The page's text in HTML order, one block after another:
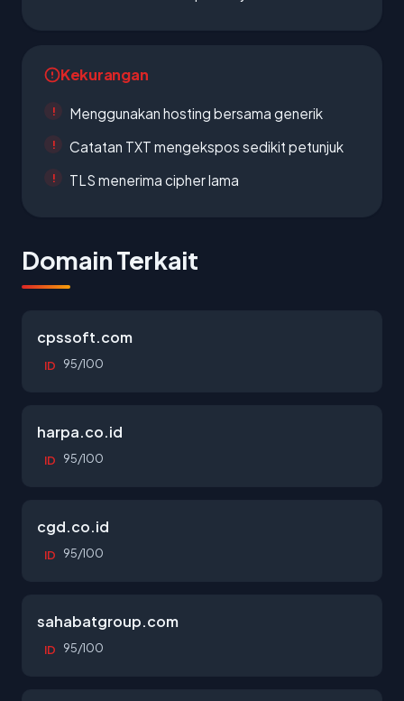
Kekurangan
Menggunakan hosting bersama generik
Catatan TXT mengekspos sedikit petunjuk
TLS menerima cipher lama
Domain Terkait
cpssoft.com
ID 95/100
harpa.co.id
ID 95/100
cgd.co.id
ID 95/100
sahabatgroup.com
ID 95/100